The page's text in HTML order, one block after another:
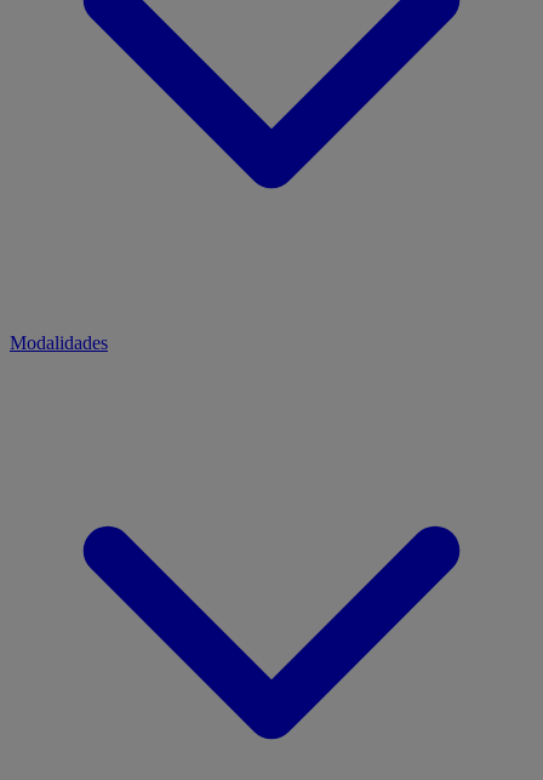
Modalidades